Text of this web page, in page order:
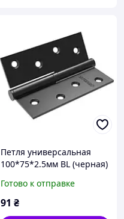
Петля универсальная
100*75*2.5мм BL (черная)
Готово к отправке
91 ₴